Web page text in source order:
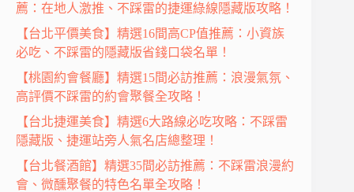
薦：在地人激推、不踩雷的捷運綠線隱藏版攻略！
【台北平價美食】精選16間高CP值推薦：小資族
必吃、不踩雷的隱藏版省錢口袋名單！
【桃園約會餐廳】精選15間必訪推薦：浪漫氣氛、
高評價不踩雷的約會聚餐全攻略！
【台北捷運美食】精選6大路線必吃攻略：不踩雷
隱藏版、捷運站旁人氣名店總整理！
【台北餐酒館】精選35間必訪推薦：不踩雷浪漫約
會、微醺聚餐的特色名單全攻略！